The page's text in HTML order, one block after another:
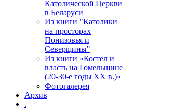
Католической Церкви
в Беларуси
Из книги "Католики
на просторах
Понизовья и
Северщины"
Из книги «Костел и
власть на Гомельщине
(20-30-е годы ХХ в.)»
Фотогалерея
Архив
.